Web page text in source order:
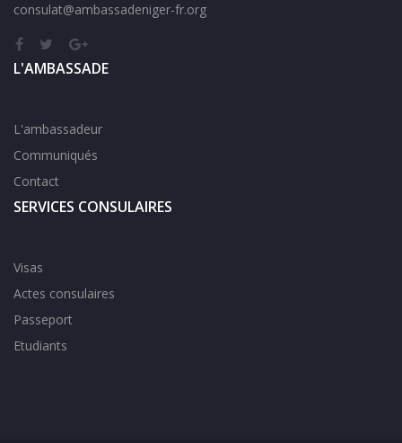
consulat@ambassadeniger-fr.org
L'AMBASSADE
L'ambassadeur
Communiqués
Contact
SERVICES CONSULAIRES
Visas
Actes consulaires
Passeport
Etudiants